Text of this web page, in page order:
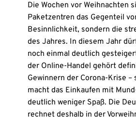
Die Wochen vor Weihnachten
Paketzentren das Gegenteil
Besinnlichkeit, sondern die
des Jahres. In diesem Jahr
noch einmal deutlich
der Online-Handel gehört
Gewinnern der Corona-Krise –
macht das Einkaufen mit
deutlich weniger Spaß. Die
rechnet deshalb in der